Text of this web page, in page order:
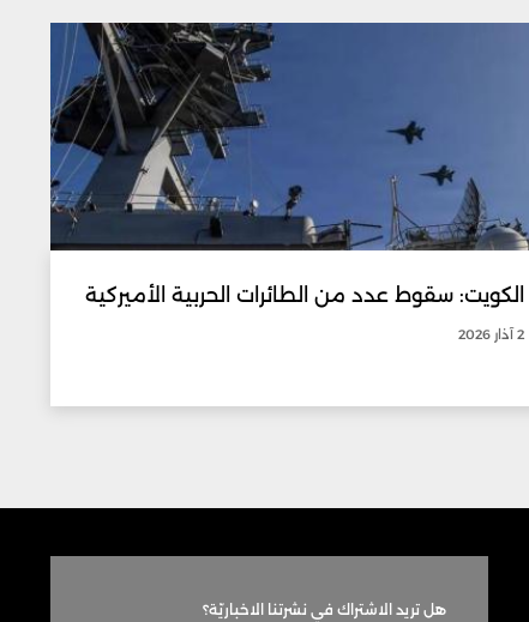
الكويت: سقوط عدد من الطائرات الحربية الأميركية
2 آذار 2026
هل تريد الاشتراك في نشرتنا الاخباريّة؟